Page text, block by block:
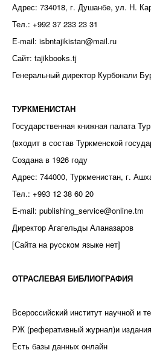
Адрес: 734018, г. Душанбе, ул. Н.
Тел.: +992 37 233 23 31
E-mail: isbntajikistan@mail.ru
Сайт: tajikbooks.tj
Генеральный директор Курбонали
ТУРКМЕНИСТАН
Государственная книжная палата
(входит в состав Туркменской
Создана в 1926 году
Адрес: 744000, Туркменистан, г.
Тел.: +993 12 38 60 20
E-mail: publishing_service@online.tm
Директор Агагельды Аланазаров
[Сайта на русском языке нет]
ОТРАСЛЕВАЯ БИБЛИОГРАФИЯ
Всероссийский институт научной
РЖ (реферативный журнал)и издания
Есть базы данных онлайн